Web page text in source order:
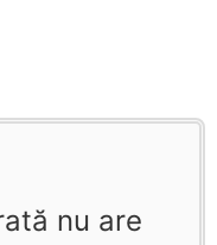
nu are